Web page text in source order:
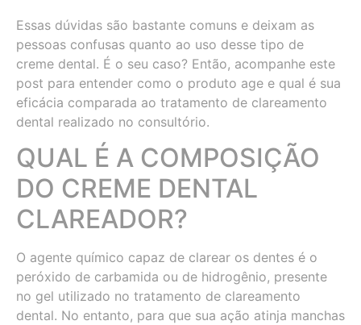
Essas dúvidas são bastante comuns e deixam as
pessoas confusas quanto ao uso desse tipo de
creme dental. É o seu caso? Então, acompanhe este
post para entender como o produto age e qual é sua
eficácia comparada ao tratamento de clareamento
dental realizado no consultório.
QUAL É A COMPOSIÇÃO
DO CREME DENTAL
CLAREADOR?
O agente químico capaz de clarear os dentes é o
peróxido de carbamida ou de hidrogênio, presente
no gel utilizado no tratamento de clareamento
dental. No entanto, para que sua ação atinja manchas